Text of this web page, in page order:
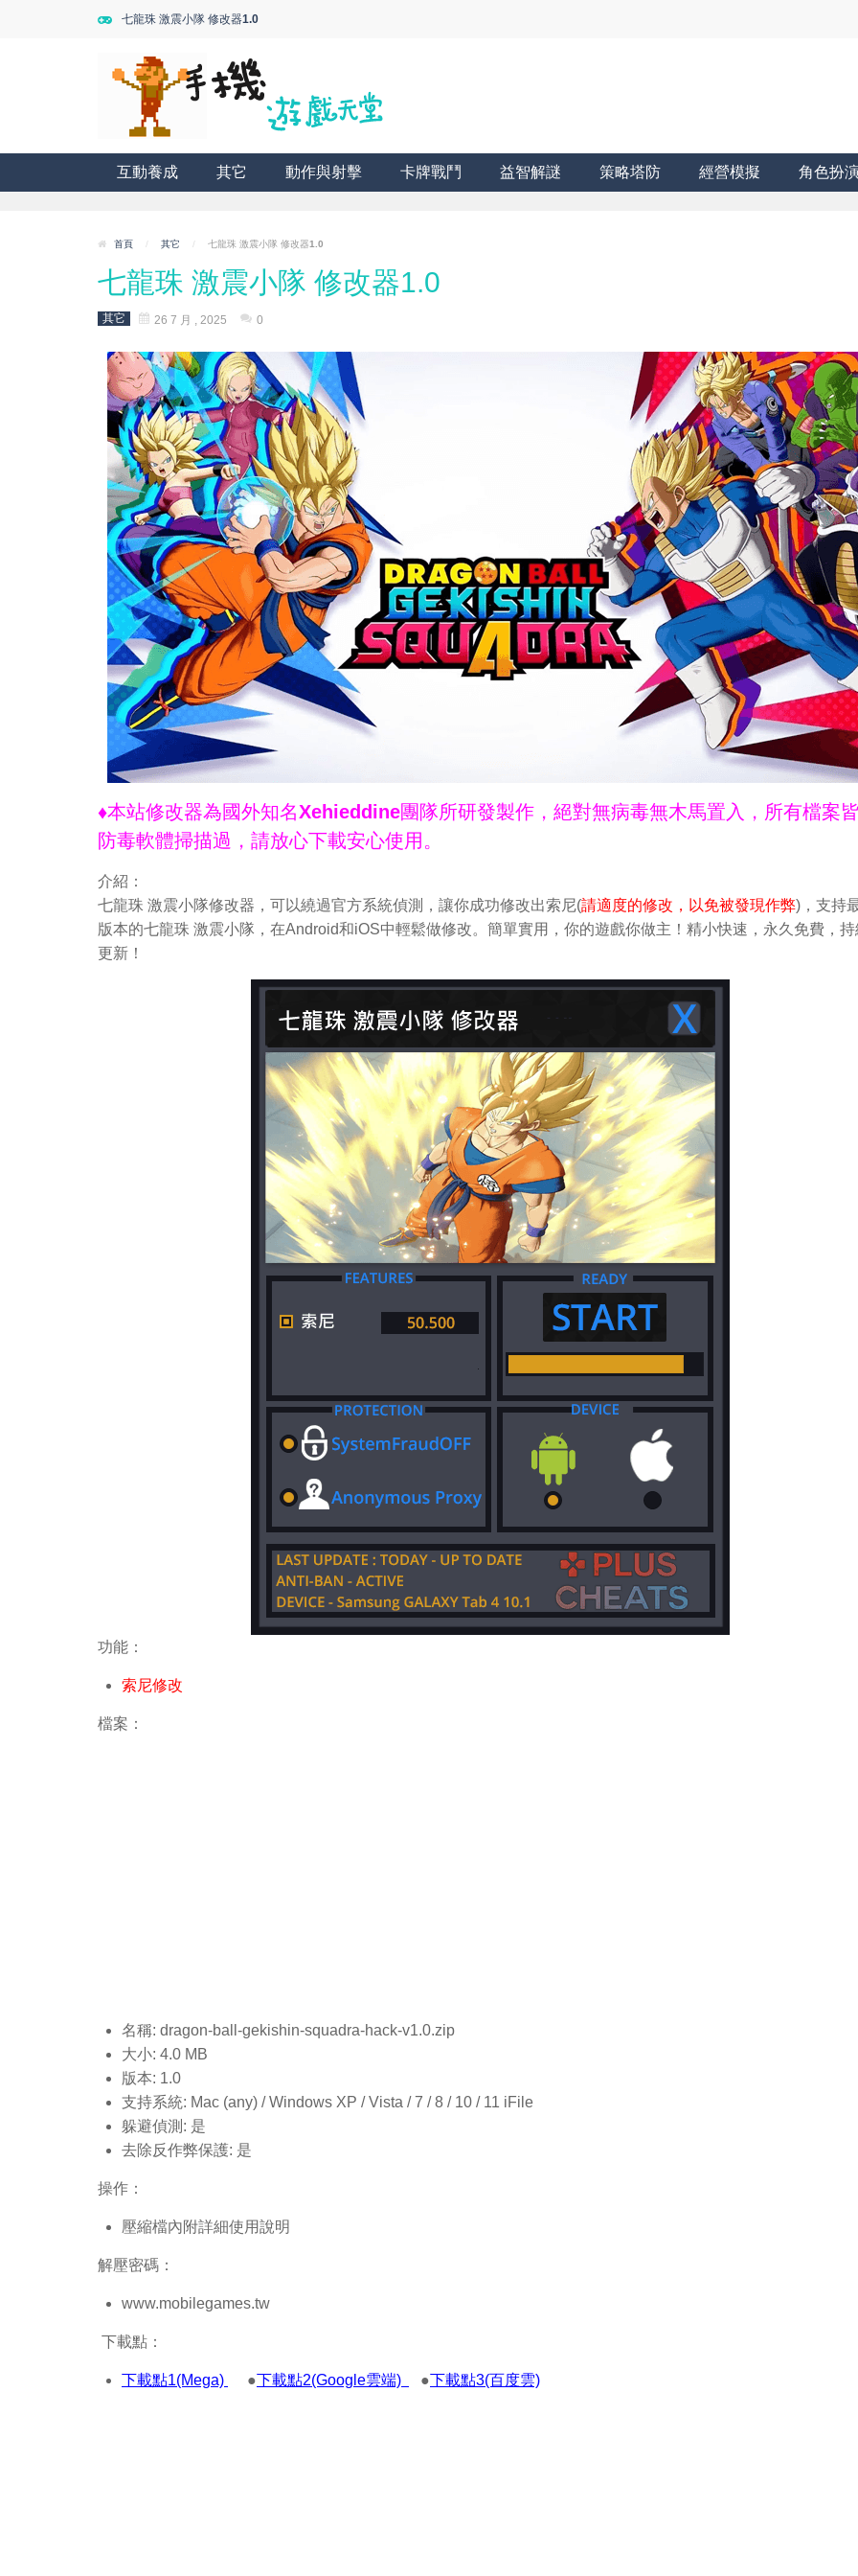
七龍珠 激震小隊 修改器1.0
互動養成 其它 動作與射擊 卡牌戰鬥 益智解謎 策略塔防 經營模擬 角色扮
首頁 / 其它 / 七龍珠 激震小隊 修改器1.0
七龍珠 激震小隊 修改器1.0
其它 26 7 月 , 2025 0
♦本站修改器為國外知名Xehieddine團隊所研發製作，絕對無病毒無木馬置入，所有檔案
防毒軟體掃描過，請放心下載安心使用。
介紹：
七龍珠 激震小隊修改器，可以繞過官方系統偵測，讓你成功修改出索尼(請適度的修改，以免被發現作弊)，支持
版本的七龍珠 激震小隊，在Android和iOS中輕鬆做修改。簡單實用，你的遊戲你做主！精小快速，永久免費，持
更新！
功能：
索尼修改
檔案：
名稱: dragon-ball-gekishin-squadra-hack-v1.0.zip
大小: 4.0 MB
版本: 1.0
支持系統: Mac (any) / Windows XP / Vista / 7 / 8 / 10 / 11 iFile
躲避偵測: 是
去除反作弊保護: 是
操作：
壓縮檔內附詳細使用說明
解壓密碼：
www.mobilegames.tw
下載點：
下載點1(Mega) ●下載點2(Google雲端) ●下載點3(百度雲)